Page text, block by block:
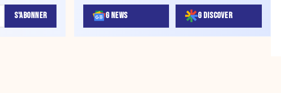
S'ABONNER G NEWS G DISCOVER